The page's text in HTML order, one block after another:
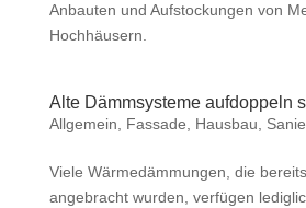
Anbauten und Aufstockungen von
Hochhäusern.
Alte Dämmsysteme aufdoppeln
Allgemein, Fassade, Hausbau,
Viele Wärmedämmungen, die
angebracht wurden, verfügen